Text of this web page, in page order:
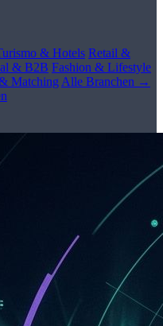
& Hotels Retail &
& B2B Fashion & Lifestyle
Matching Alle Branchen →